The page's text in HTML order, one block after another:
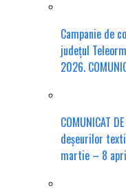
Campanie de
județul
2026.
COMUNICAT
deșeurilor
martie – 8